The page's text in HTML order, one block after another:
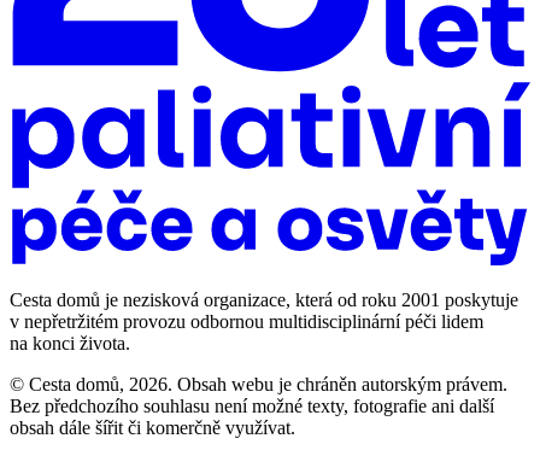
Cesta domů je nezisková organizace, která od roku 2001 poskytuje
v nepřetržitém provozu odbornou multidisciplinární péči lidem
na konci života.
© Cesta domů, 2026. Obsah webu je chráněn autorským právem.
Bez předchozího souhlasu není možné texty, fotografie ani další
obsah dále šířit či komerčně využívat.